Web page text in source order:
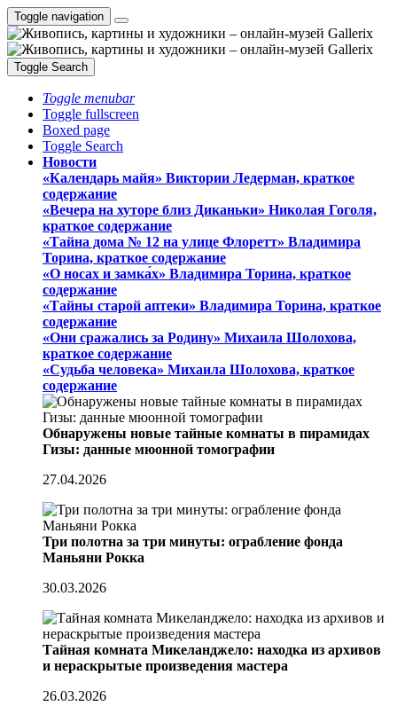
Toggle navigation
Toggle Search
Toggle menubar
Toggle fullscreen
Boxed page
Toggle Search
Новости
«Календарь майя» Виктории Ледерман, краткое
содержание
«Вечера на хуторе близ Диканьки» Николая Гоголя,
краткое содержание
«Тайна дома № 12 на улице Флоретт» Владимира
Торина, краткое содержание
«О носах и замка́х» Владимира Торина, краткое
содержание
«Тайны старой аптеки» Владимира Торина, краткое
содержание
«Они сражались за Родину» Михаила Шолохова,
краткое содержание
«Судьба человека» Михаила Шолохова, краткое
содержание
Обнаружены новые тайные комнаты в пирамидах
Гизы: данные мюонной томографии
27.04.2026
Три полотна за три минуты: ограбление фонда
Маньяни Рокка
30.03.2026
Тайная комната Микеланджело: находка из архивов
и нераскрытые произведения мастера
26.03.2026